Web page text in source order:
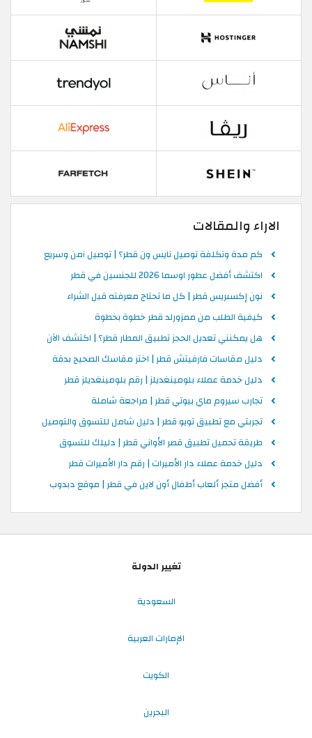
الاراء والمقالات
كم مدة وتكلفة توصيل نايس ون قطر؟ | توصيل آمن وسريع
اكتشف أفضل عطور اوسما 2026 للجنسين في قطر
نون إكسبريس قطر | كل ما تحتاج معرفته قبل الشراء
كيفية الطلب من ممزورلد قطر خطوة بخطوة
هل يمكنني تعديل الحجز تطبيق المطار قطر؟ | اكتشف الآن
دليل مقاسات فارفيتش قطر | اختر مقاسك الصحيح بدقة
دليل خدمة عملاء بلومينغديلز | رقم بلومينغديلز قطر
تجارب سيروم ماي بيوتي قطر | مراجعة شاملة
تجربتي مع تطبيق تويو قطر | دليل شامل للتسوق والتوصيل
طريقة تحميل تطبيق قصر الأواني قطر | دليلك للتسوق
دليل خدمة عملاء دار الأميرات | رقم دار الأميرات قطر
أفضل متجر ألعاب أطفال أون لاين في قطر | موقع دبدوب
تغيير الدولة
السعودية
الإمارات العربية
الكويت
البحرين